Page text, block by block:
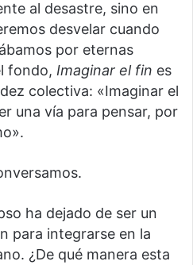
al desastre, sino en
desvelar cuando
por eternas
fondo, Imaginar el fin es
colectiva: «Imaginar el
una vía para pensar, por
ha dejado de ser un
para integrarse en la
¿De qué manera esta